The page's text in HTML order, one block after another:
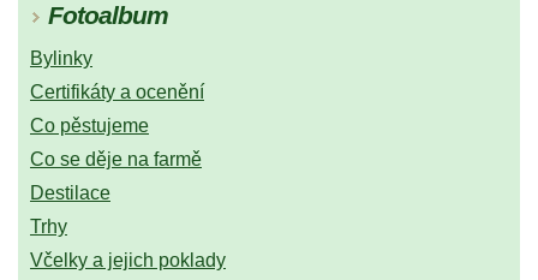
Fotoalbum
Bylinky
Certifikáty a ocenění
Co pěstujeme
Co se děje na farmě
Destilace
Trhy
Včelky a jejich poklady